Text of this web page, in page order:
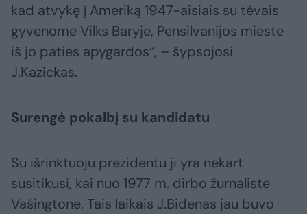
kad atvykę į Ameriką 1947-aisiais su tėvais
gyvenome Vilks Baryje, Pensilvanijos mieste
iš jo paties apygardos“, – šypsojosi
J.Kazickas.
Surengė pokalbį su kandidatu
Su išrinktuoju prezidentu ji yra nekart
susitikusi, kai nuo 1977 m. dirbo žurnaliste
Vašingtone. Tais laikais J.Bidenas jau buvo